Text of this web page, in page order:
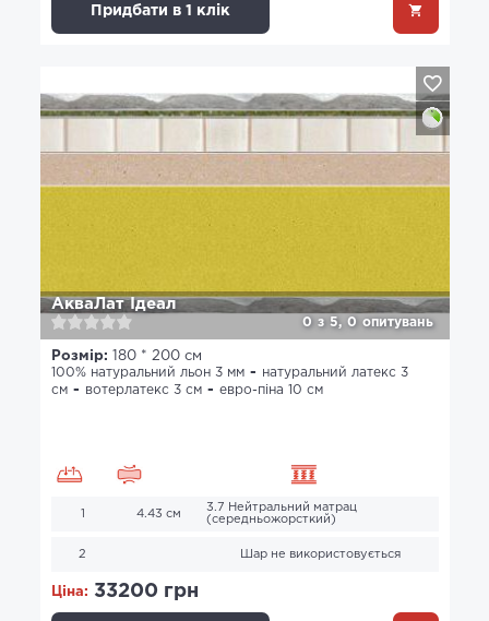
Придбати в 1 клік
АкваЛат Ідеал
0 з 5, 0 опитувань
Розмір: 180 * 200 см
100% натуральний льон 3 мм
натуральний латекс 3
см
вотерлатекс 3 см евро-піна 10 см
1 4.43 см
3.7 Нейтральний матрац
(середньожорсткий)
2 Шар не використовується
Ціна: 33200 грн